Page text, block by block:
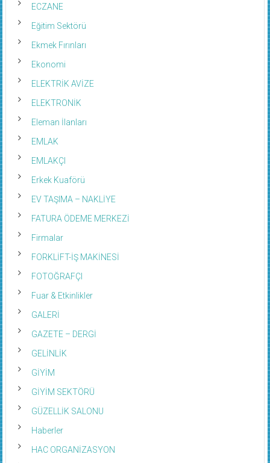
ECZANE
Eğitim Sektörü
Ekmek Fırınları
Ekonomi
ELEKTRİK AVİZE
ELEKTRONİK
Eleman İlanları
EMLAK
EMLAKÇI
Erkek Kuaförü
EV TAŞIMA – NAKLİYE
FATURA ÖDEME MERKEZİ
Firmalar
FORKLİFT-İŞ MAKİNESİ
FOTOĞRAFÇI
Fuar & Etkinlikler
GALERİ
GAZETE – DERGİ
GELİNLİK
GİYİM
GİYİM SEKTÖRÜ
GÜZELLİK SALONU
Haberler
HAC ORGANİZASYON